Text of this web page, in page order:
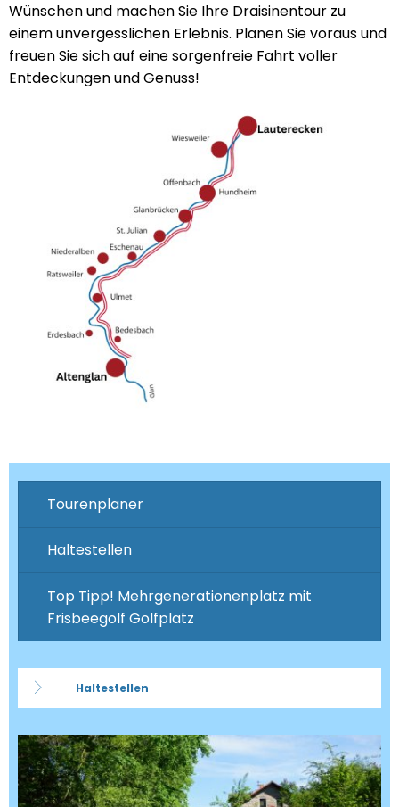
Wünschen und machen Sie Ihre Draisinentour zu
einem unvergesslichen Erlebnis. Planen Sie voraus und
freuen Sie sich auf eine sorgenfreie Fahrt voller
Entdeckungen und Genuss!
Tourenplaner
Haltestellen
Top Tipp! Mehrgenerationenplatz mit
Frisbeegolf Golfplatz
Haltestellen